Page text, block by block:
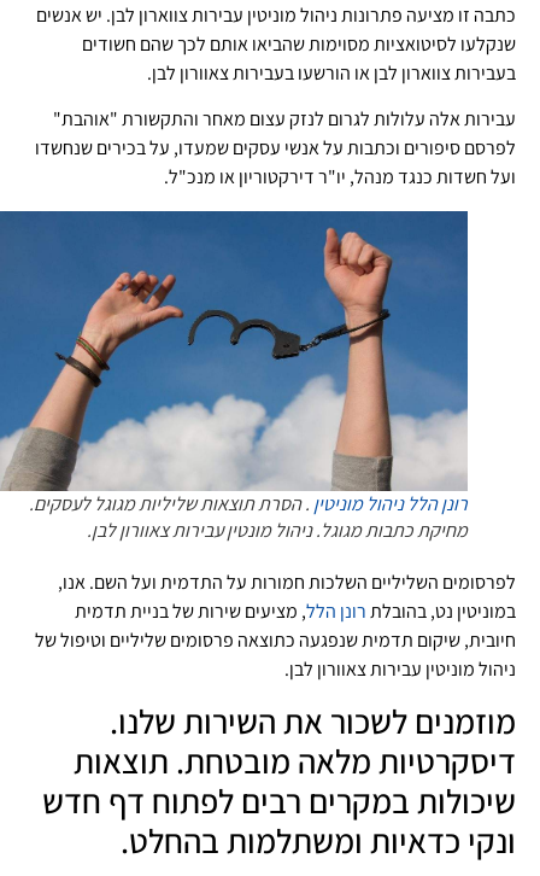
כתבה זו מציעה פתרונות ניהול מוניטין עבירות צווארון לבן. יש אנשים
שנקלעו לסיטואציות מסוימות שהביאו אותם לכך שהם חשודים
בעבירות צווארון לבן או הורשעו בעבירות צאוורון לבן.
עבירות אלה עלולות לגרום לנזק עצום מאחר והתקשורת "אוהבת"
לפרסם סיפורים וכתבות על אנשי עסקים שמעדו, על בכירים שנחשדו
ועל חשדות כנגד מנהל, יו"ר דירקטוריון או מנכ"ל.
רונן הלל ניהול מוניטין. הסרת תוצאות שליליות מגוגל לעסקים.
מחיקת כתבות מגוגל. ניהול מונטין עבירות צאוורון לבן.
לפרסומים השליליים השלכות חמורות על התדמית ועל השם. אנו,
במוניטין נט, בהובלתרונן הלל, מציעים שירות של בניית תדמית
חיובית, שיקום תדמית שנפגעה כתוצאה פרסומים שליליים וטיפול של
ניהול מוניטין עבירות צאוורון לבן.
מוזמנים לשכור את השירות שלנו.
דיסקרטיות מלאה מובטחת. תוצאות
שיכולות במקרים רבים לפתוח דף חדש
ונקי כדאיות ומשתלמות בהחלט.